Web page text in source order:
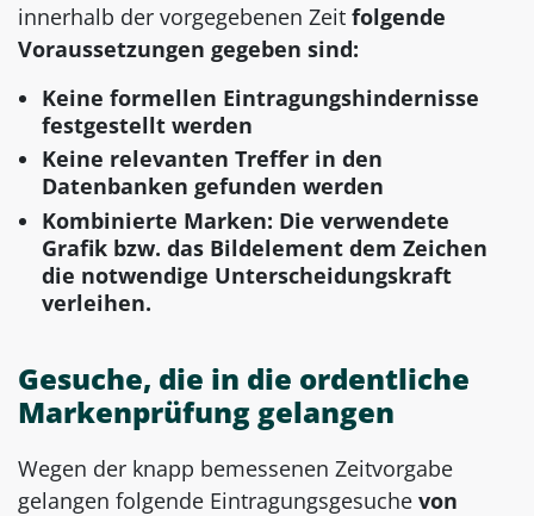
innerhalb der vorgegebenen Zeit folgende
Voraussetzungen gegeben sind:
Keine formellen Eintragungshindernisse
festgestellt werden
Keine relevanten Treffer in den
Datenbanken gefunden werden
Kombinierte Marken: Die verwendete
Grafik bzw. das Bildelement dem Zeichen
die notwendige Unterscheidungskraft
verleihen.
Gesuche, die in die ordentliche
Markenprüfung gelangen
Wegen der knapp bemessenen Zeitvorgabe
gelangen folgende Eintragungsgesuche von